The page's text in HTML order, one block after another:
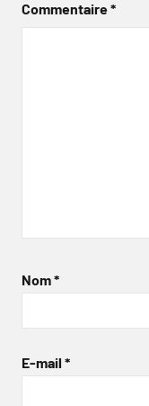
Commentaire*
Nom*
E-mail *